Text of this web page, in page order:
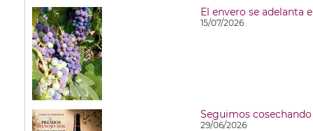
El envero se adelanta
15/07/2026
29/06/2026